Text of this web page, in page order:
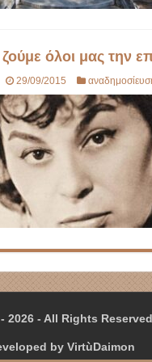
όλοι μας την
29/09/2015
2026 - All Rights Reserved
by VirtùDaimon